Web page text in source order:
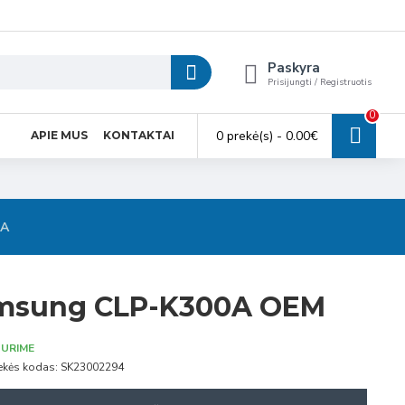
Paskyra
Prisijungti / Registruotis
APIE MUS KONTAKTAI 0 prekė(s) - 0.00€
0
CLP-K300A OEM
kodas: SK23002294